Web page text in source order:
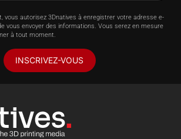
vous autorisez 3Dnatives à enregistrer votre adresse e-
vous envoyer des informations. Vous serez en mesure
à tout moment.
INSCRIVEZ-VOUS